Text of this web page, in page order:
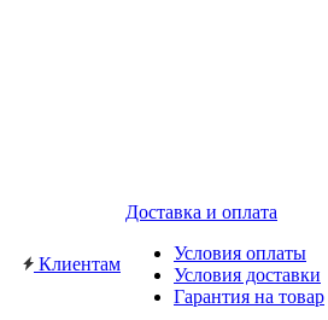
Клиентам
Доставка и оплата
Условия оплаты
Условия доставки
Гарантия на товар